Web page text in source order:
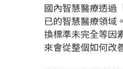
國內智慧醫療透過
已的智慧醫療領域
換標準未完全等因
來會從整個如何改